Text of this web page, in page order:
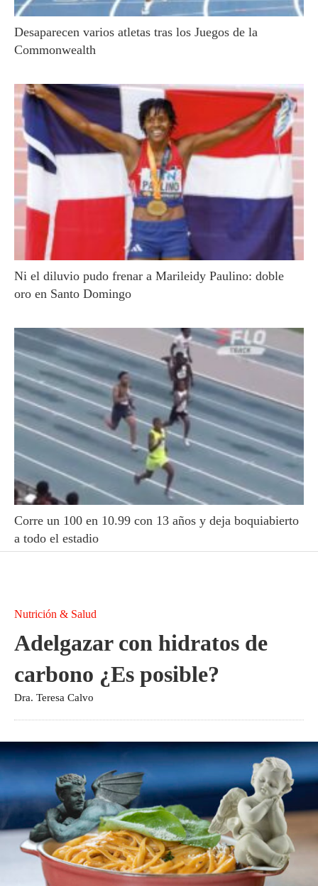
Desaparecen varios atletas tras los Juegos de la
Commonwealth
Ni el diluvio pudo frenar a Marileidy Paulino: doble
oro en Santo Domingo
Corre un 100 en 10.99 con 13 años y deja boquiabierto
a todo el estadio